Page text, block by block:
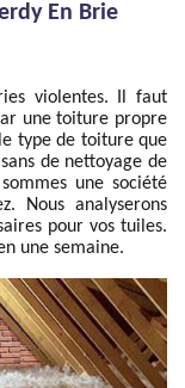
En Brie
violentes. Il faut
une toiture propre
type de toiture que
de nettoyage de
une société
Nous analyserons
pour vos tuiles.
une semaine.